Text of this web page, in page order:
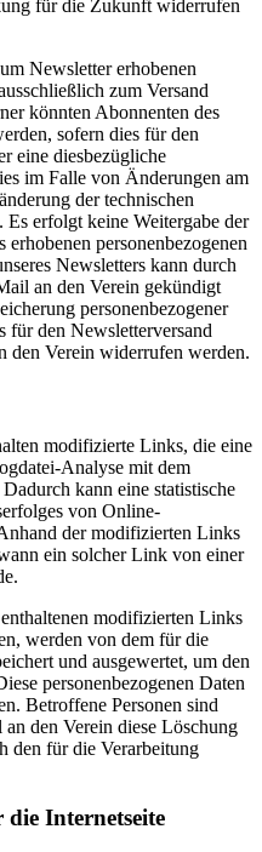
für die Zukunft widerrufen
Newsletter erhobenen
zum Versand
könnten Abonnenten des
sofern dies für den
eine diesbezügliche
im Falle von Änderungen am
der technischen
Es erfolgt keine Weitergabe der
personenbezogenen
Newsletters kann durch
an den Verein gekündigt
personenbezogener
für den Newsletterversand
den Verein widerrufen werden.
modifizierte Links, die eine
Analyse mit dem
kann eine statistische
von Online-
der modifizierten Links
ein solcher Link von einer
modifizierten Links
werden von dem für die
und ausgewertet, um den
personenbezogenen Daten
Betroffene Personen sind
den Verein diese Löschung
den für die Verarbeitung
Internetseite